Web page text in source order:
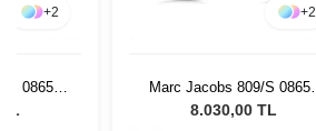
+2
08654
+2
Marc Jacobs 809/S 08654
Kadın Güneş Gözlüğü
8.030,00 TL